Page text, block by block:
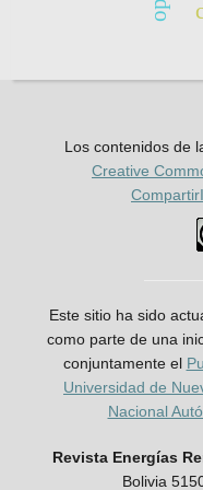
Los contenidos de
Creative
Este sitio ha sido
como parte de una
conjuntamente el
Universidad de
Nacional
Revista Energías
Bolivia